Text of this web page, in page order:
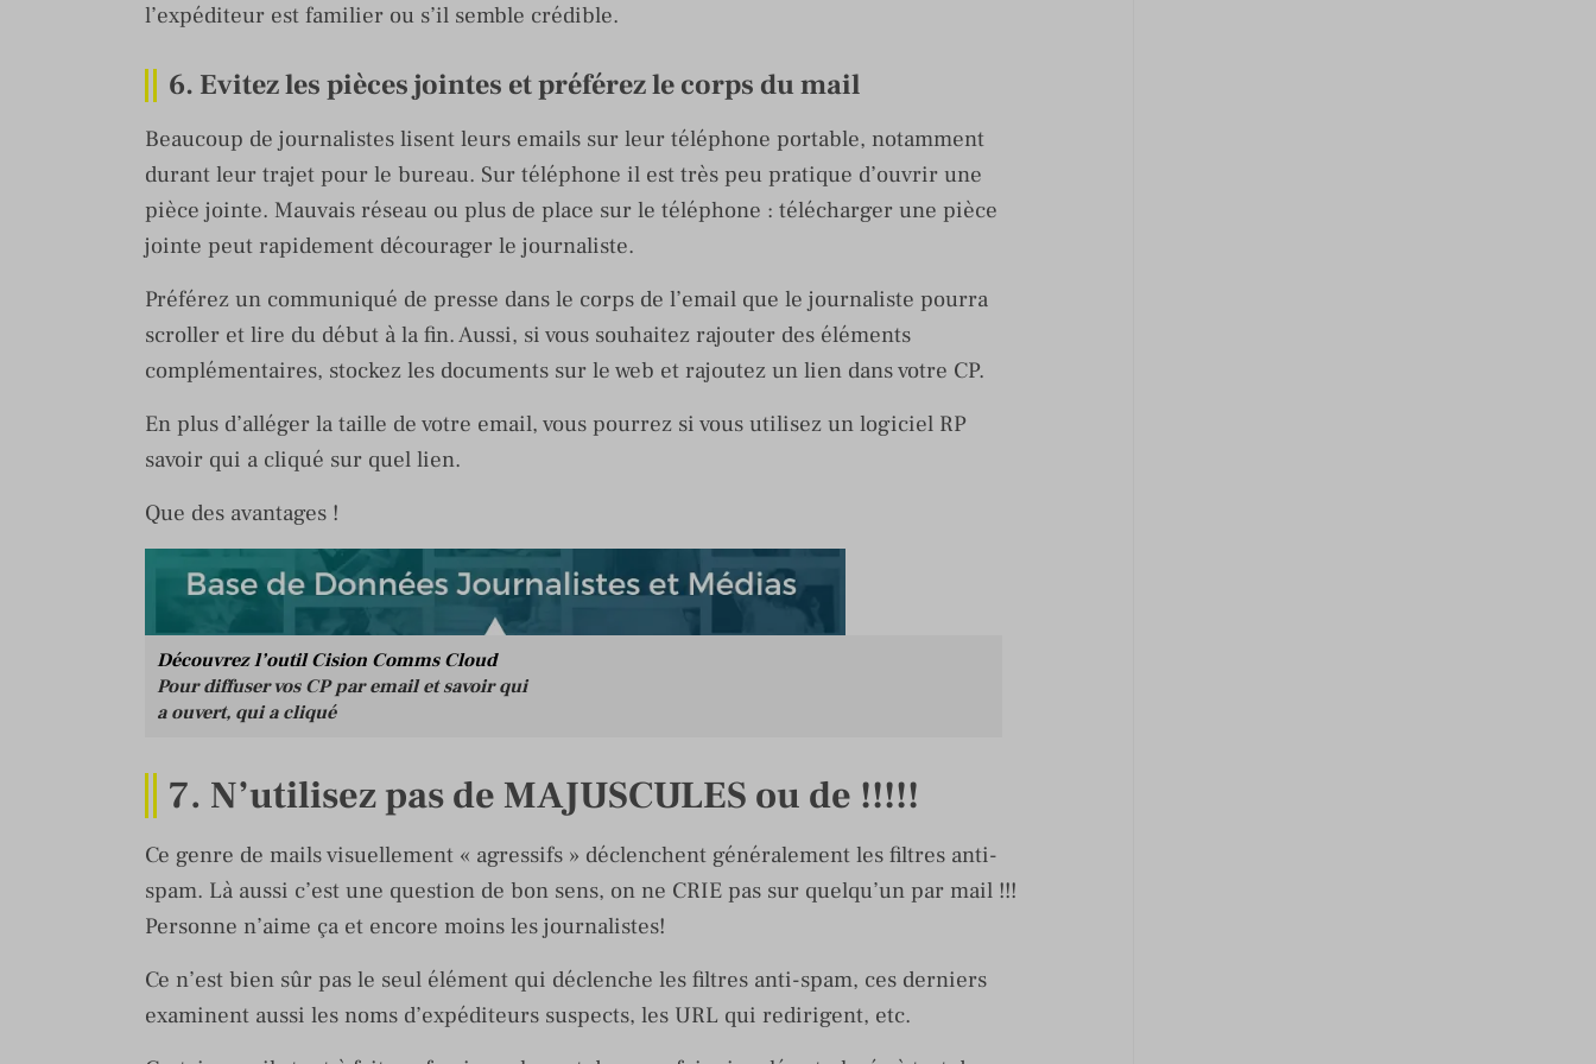
l’expéditeur est familier ou s’il semble crédible.
6. Evitez les pièces jointes et préférez le corps du mail
Beaucoup de journalistes lisent leurs emails sur leur téléphone portable, notamment
durant leur trajet pour le bureau. Sur téléphone il est très peu pratique d’ouvrir une
pièce jointe. Mauvais réseau ou plus de place sur le téléphone : télécharger une pièce
jointe peut rapidement décourager le journaliste.
Préférez un communiqué de presse dans le corps de l’email que le journaliste pourra
scroller et lire du début à la fin. Aussi, si vous souhaitez rajouter des éléments
complémentaires, stockez les documents sur le web et rajoutez un lien dans votre CP.
En plus d’alléger la taille de votre email, vous pourrez si vous utilisez un logiciel RP
savoir qui a cliqué sur quel lien.
Que des avantages !
Découvrez l’outil Cision Comms Cloud
Pour diffuser vos CP par email et savoir qui
a ouvert, qui a cliqué
7. N’utilisez pas de MAJUSCULES ou de !!!!!
Ce genre de mails visuellement « agressifs » déclenchent généralement les filtres anti-
spam. Là aussi c’est une question de bon sens, on ne CRIE pas sur quelqu’un par mail !!!
Personne n’aime ça et encore moins les journalistes!
Ce n’est bien sûr pas le seul élément qui déclenche les filtres anti-spam, ces derniers
examinent aussi les noms d’expéditeurs suspects, les URL qui redirigent, etc.